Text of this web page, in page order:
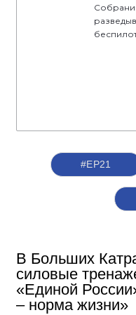
#ЕР21
В Больших
силовые
«Единой
– норма жизни»